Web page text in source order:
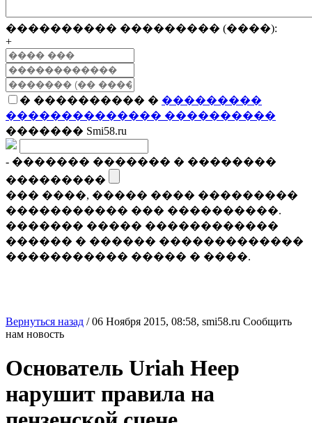
���������� ��������� (����):
+
� ���������� � ���������
�������������� ����������
������� Smi58.ru
- ������� ������� � ��������
���������
��� ����, ����� ���� ���������
����������� ��� ����������.
������� ����� ������������
������ � ������ �������������
����������� ����� � ����.
Вернуться назад /06 Ноября 2015, 08:58, smi58.ru Сообщить
нам новость
Основатель Uriah Heep
нарушит правила на